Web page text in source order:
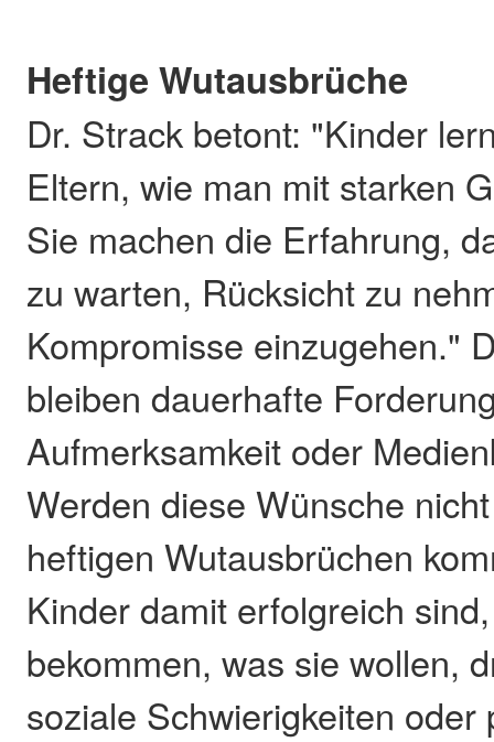
Heftige Wutausbrüche
Dr. Strack betont: "Kinder
Eltern, wie man mit starken
Sie machen die Erfahrung,
zu warten, Rücksicht zu
Kompromisse einzugehen."
bleiben dauerhafte
Aufmerksamkeit oder
Werden diese Wünsche
heftigen Wutausbrüchen
Kinder damit erfolgreich
bekommen, was sie wollen,
soziale Schwierigkeiten oder